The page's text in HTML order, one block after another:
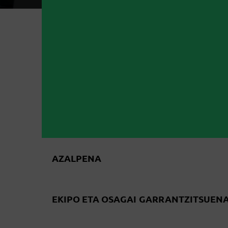
AZALPENA
EKIPO ETA OSAGAI